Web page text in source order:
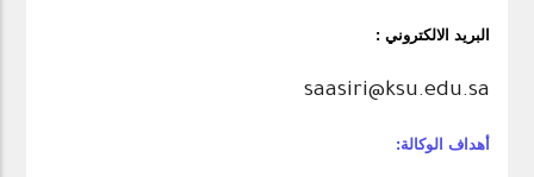
البريد الالكتروني :
saasiri@ksu.edu.sa
أهداف الوكالة: